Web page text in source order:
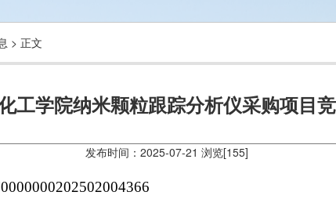
> 正文
工学院纳米颗粒跟踪分析仪采购项目
发布时间：2025-07-21 浏览[155]